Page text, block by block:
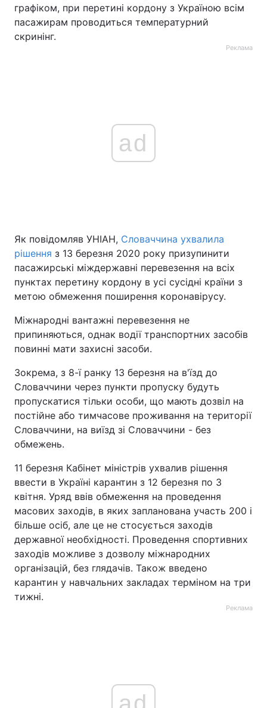
графіком, при перетині кордону з Україною всім
пасажирам проводиться температурний
скринінг.
Реклама
ad
Як повідомляв УНІАН, Словаччина ухвалила
рішення з 13 березня 2020 року призупинити
пасажирські міждержавні перевезення на всіх
пунктах перетину кордону в усі сусідні країни з
метою обмеження поширення коронавірусу.
Міжнародні вантажні перевезення не
припиняються, однак водії транспортних засобів
повинні мати захисні засоби.
Зокрема, з 8-ї ранку 13 березня на в'їзд до
Словаччини через пункти пропуску будуть
пропускатися тільки особи, що мають дозвіл на
постійне або тимчасове проживання на території
Словаччини, на виїзд зі Словаччини - без
обмежень.
11 березня Кабінет міністрів ухвалив рішення
ввести в Україні карантин з 12 березня по 3
квітня. Уряд ввів обмеження на проведення
масових заходів, в яких запланована участь 200 і
більше осіб, але це не стосується заходів
державної необхідності. Проведення спортивних
заходів можливе з дозволу міжнародних
організацій, без глядачів. Також введено
карантин у навчальних закладах терміном на три
тижні.
Реклама